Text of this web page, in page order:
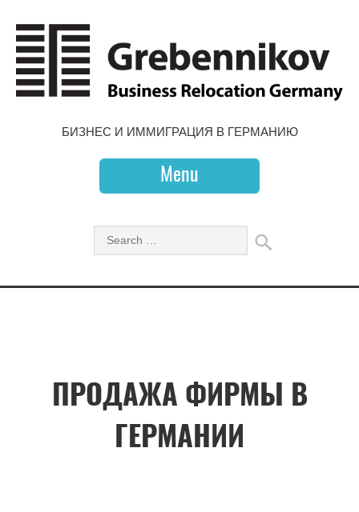
БИЗНЕС И ИММИГРАЦИЯ В ГЕРМАНИЮ
Menu
ПРОДАЖА ФИРМЫ В
ГЕРМАНИИ